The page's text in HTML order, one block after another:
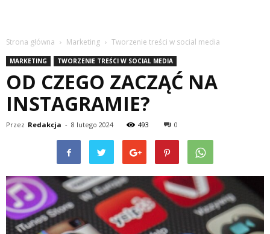
Strona główna Marketing Tworzenie treści w social media
MARKETING TWORZENIE TREŚCI W SOCIAL MEDIA
OD CZEGO ZACZĄĆ NA
INSTAGRAMIE?
Przez Redakcja - 8 lutego 2024 493 0